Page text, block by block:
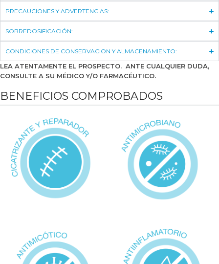
PRECAUCIONES Y ADVERTENCIAS:
SOBREDOSIFICACIÓN:
CONDICIONES DE CONSERVACION Y ALMACENAMIENTO:
LEA ATENTAMENTE EL PROSPECTO. ANTE CUALQUIER DUDA,
CONSULTE A SU MÉDICO Y/O FARMACÉUTICO.
BENEFICIOS COMPROBADOS